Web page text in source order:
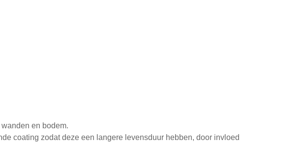
en bodem.
coating zodat deze een langere levensduur hebben, door invloed